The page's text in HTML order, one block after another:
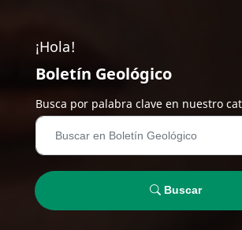
¡Hola!
Boletín Geológico
Busca por palabra clave en nuestro
Buscar